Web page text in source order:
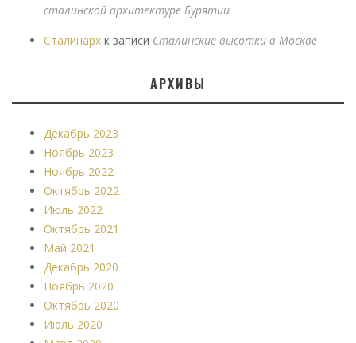
сталинской архитектуре Бурятии
Сталинарх к записи Сталинские высотки в Москве
АРХИВЫ
Декабрь 2023
Ноябрь 2023
Ноябрь 2022
Октябрь 2022
Июль 2022
Октябрь 2021
Май 2021
Декабрь 2020
Ноябрь 2020
Октябрь 2020
Июль 2020